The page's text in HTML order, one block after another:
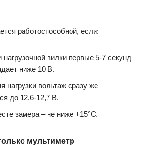
работоспособной, если:
вилки первые 5-7 секунд
ниже 10 В.
нагрузки вольтаж сразу же
до 12,6-12,7 В.
замера – не ниже +15°C.
мультиметр